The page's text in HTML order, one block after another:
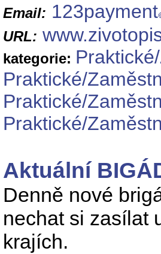
Email: 123payment
URL:
kategorie:
Praktické/
Praktické/
Praktické/
Aktuální
Denně nové
nechat si zasílat
krajích.